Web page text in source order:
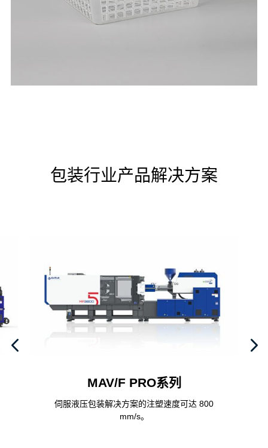
包装行业产品解决方案
MAV/F PRO系列
伺服液压包装解决方案的注塑速度可达 800
mm/s。